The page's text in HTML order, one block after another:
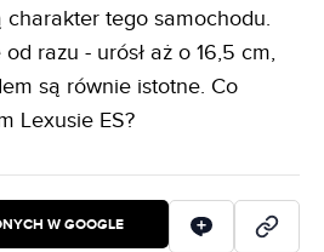
charakter tego samochodu.
razu - urósł aż o 16,5 cm,
są równie istotne. Co
Lexusie ES?
W GOOGLE